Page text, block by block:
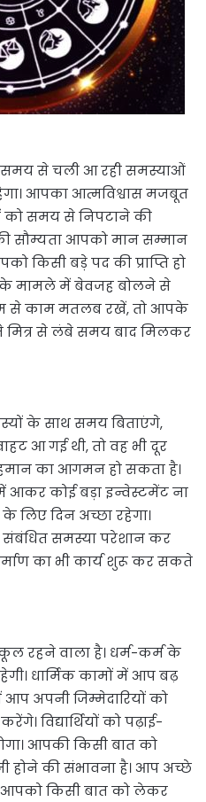
से चली आ रही समस्याओं
आपका आत्मविश्वास मजबूत
समय से निपटाने की
सौम्यता आपको मान सम्मान
किसी बड़े पद की प्राप्ति हो
मामले में बेवजह बोलने से
से काम मतलब रखें, तो आपके
मित्र से लंबे समय बाद मिलकर
के साथ समय बिताएंगे,
आ गई थी, तो वह भी दूर
का आगमन हो सकता है।
आकर कोई बड़ा इन्वेस्टमेंट ना
लिए दिन अच्छा रहेगा।
समस्या परेशान कर
का भी कार्य शुरू कर सकते
रहने वाला है। धर्म-कर्म के
धार्मिक कामों में आप बढ़
आप अपनी जिम्मेदारियों को
विद्यार्थियों को पढ़ाई-
आपकी किसी बात को
होने की संभावना है। आप अच्छे
किसी बात को लेकर